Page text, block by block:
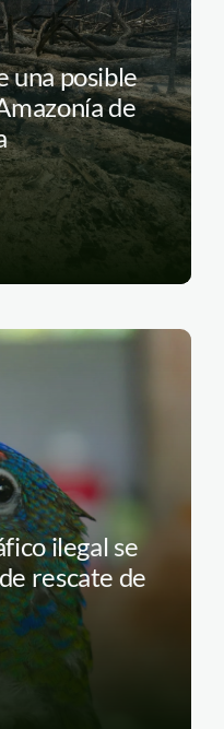
una posible
de
ilegal se
rescate de